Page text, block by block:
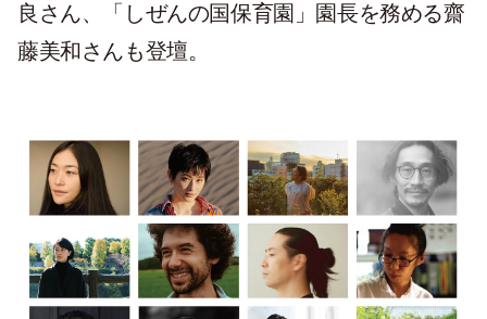
良さん、「しぜんの国保育園」園長を務める齋
藤美和さんも登壇。